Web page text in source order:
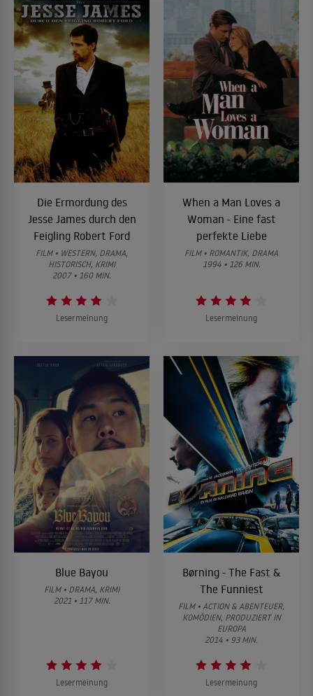
Die Ermordung des
Jesse James durch den
Feigling Robert Ford
FILM • WESTERN, DRAMA,
HISTORISCH, KRIMI
2007 • 160 MIN.
Lesermeinung
When a Man Loves a
Woman - Eine fast
perfekte Liebe
FILM • ROMANTIK, DRAMA
1994 • 126 MIN.
Lesermeinung
Blue Bayou
FILM • DRAMA, KRIMI
2021 • 117 MIN.
Lesermeinung
Børning - The Fast &
The Funniest
FILM • ACTION & ABENTEUER,
KOMÖDIEN, PRODUZIERT IN
EUROPA
2014 • 93 MIN.
Lesermeinung